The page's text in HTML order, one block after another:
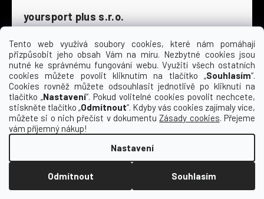
Tento web využívá soubory cookies, které nám pomáhají
přizpůsobit jeho obsah Vám na míru. Nezbytné cookies jsou
nutné ke správnému fungování webu. Využití všech ostatních
cookies můžete povolit kliknutím na tlačítko „Souhlasím“.
Cookies rovněž můžete odsouhlasit jednotlivě po kliknutí na
tlačítko „Nastavení“. Pokud volitelné cookies povolit nechcete,
stiskněte tlačítko „Odmítnout“. Kdyby vás cookies zajímaly více,
můžete si o nich přečíst v dokumentuZásady cookies. Přejeme
vám příjemný nákup!
Nastavení
Odmítnout Souhlasím
yoursport plus s.r.o.
Dyjská 845/4
196 00 Praha 9 - Čakovice
Po - Čt
9:00 - 16:30
Pá
9:00 - 15:30
So
zavřeno
Ne
zavřeno
Vytvořil Shoptet
Copyright 2026
Kempa | yoursport. Všechna
práva vyhrazena.Upravit nastavení cookies